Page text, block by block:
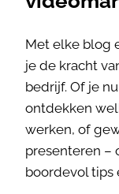
Met elke blog
je de kracht
bedrijf. Of je
ontdekken
werken, of
presenteren –
boordevol tips